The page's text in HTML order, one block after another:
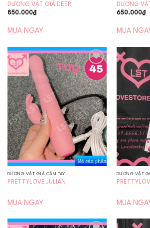
DƯƠNG VẬT GIẢ DEER
850.000₫
MUA NGAY
DƯƠNG
650.000₫
MUA
Add to
wishlist
DƯƠNG VẬT GIẢ CẦM TAY
PRETTYLOVE JULIAN
MUA NGAY
DƯƠNG VẬT
MUA